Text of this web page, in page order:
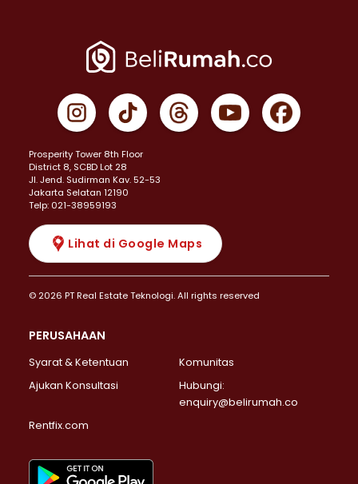
Prosperity Tower 8th Floor
District 8, SCBD Lot 28
JI. Jend. Sudirman Kav. 52-53
Jakarta Selatan 12190
Telp: 021-38959193
Lihat di Google Maps
© 2026 PT Real Estate Teknologi. All rights reserved
PERUSAHAAN
Syarat & Ketentuan
Komunitas
Ajukan Konsultasi
Hubungi:
enquiry@belirumah.co
Rentfix.com